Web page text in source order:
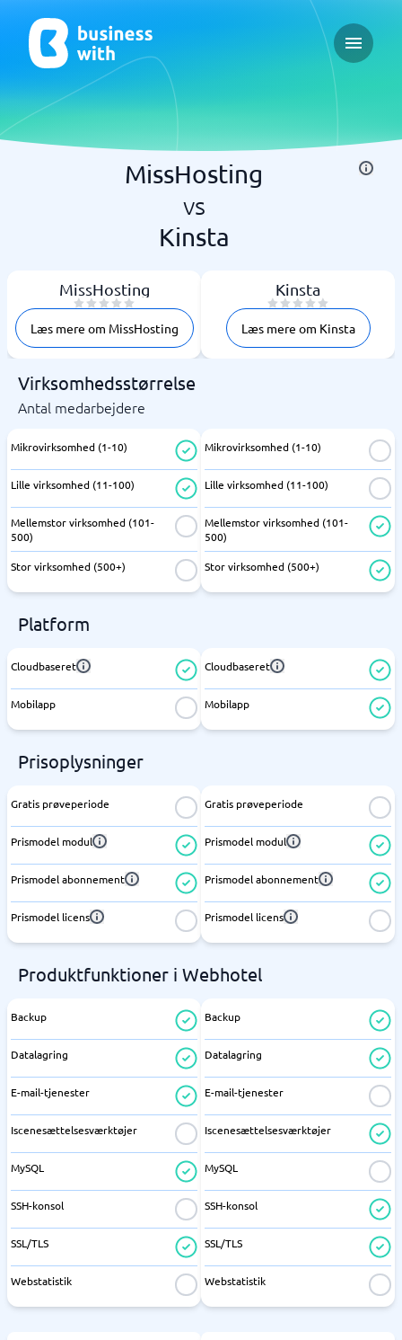
Open
MissHosting
vs
Kinsta
MissHosting
Læs mere om MissHosting
Kinsta
Læs mere om Kinsta
Virksomhedsstørrelse
Antal medarbejdere
Mikrovirksomhed (1-10)
Lille virksomhed (11-100)
Mellemstor virksomhed (101-
500)
Stor virksomhed (500+)
Mikrovirksomhed (1-10)
Lille virksomhed (11-100)
Mellemstor virksomhed (101-
500)
Stor virksomhed (500+)
Platform
Cloudbaseret
Mobilapp
Cloudbaseret
Mobilapp
Prisoplysninger
Gratis prøveperiode
Prismodel modul
Prismodel abonnement
Prismodel licens
Gratis prøveperiode
Prismodel modul
Prismodel abonnement
Prismodel licens
Produktfunktioner i Webhotel
Backup
Datalagring
E-mail-tjenester
Iscenesættelsesværktøjer
MySQL
SSH-konsol
SSL/TLS
Webstatistik
Backup
Datalagring
E-mail-tjenester
Iscenesættelsesværktøjer
MySQL
SSH-konsol
SSL/TLS
Webstatistik